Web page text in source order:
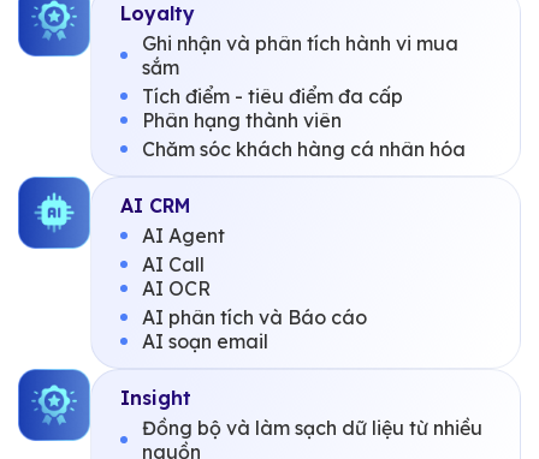
Loyalty
Ghi nhận và phân tích hành vi mua
sắm
Tích điểm - tiêu điểm đa cấp
Phân hạng thành viên
Chăm sóc khách hàng cá nhân hóa
AI CRM
AI Agent
AI Call
AI OCR
AI phân tích và Báo cáo
AI soạn email
Insight
Đồng bộ và làm sạch dữ liệu từ nhiều
nguồn